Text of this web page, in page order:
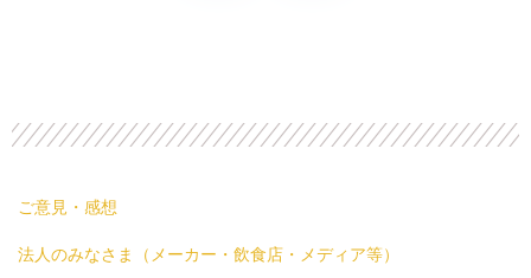
ご意見・感想
法人のみなさま（メーカー・飲食店・メディア等）